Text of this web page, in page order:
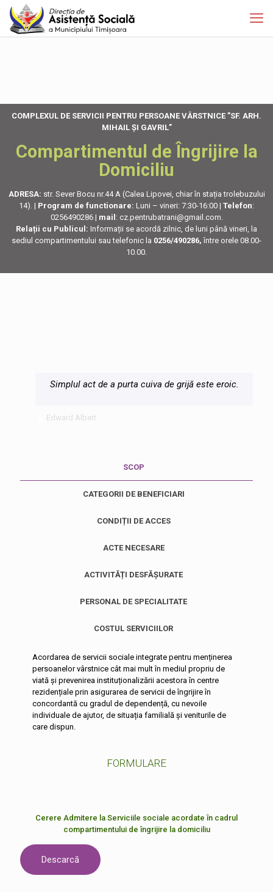
COMPLEXUL DE SERVICII PENTRU PERSOANE VÂRSTNICE ”SF. ARH.
MIHAIL ȘI GAVRIL”
Compartimentul de Îngrijire la
Domiciliu
ADRESA: str. Sever Bocu nr.44 A (Calea Lipovei, chiar în stația trolebuzului
14). | Program de functionare: Luni – vineri: 7:30-16:00 | Telefon:
0256490286 | mail : cz.pentrubatrani@gmail.com.
Relații cu Publicul: Informații se acordă zilnic, de luni până vineri, la
sediul compartimentului sau telefonic la 0256/490286, între orele 08.00-
10.00.
Simplul act de a purta cuiva de grijă este eroic.
Edward Albert
SCOP
CATEGORII DE BENEFICIARI
CONDIȚII DE ACCES
ACTE NECESARE
ACTIVITĂȚI DESFĂȘURATE
PERSONAL DE SPECIALITATE
COSTUL SERVICIILOR
Acordarea de servicii sociale integrate pentru menținerea
persoanelor vârstnice cât mai mult în mediul propriu de
viată și prevenirea instituționalizării acestora în centre
rezidențiale prin asigurarea de servicii de îngrijire în
concordantă cu gradul de dependență, cu nevoile
individuale de ajutor, de situația familială și veniturile de
care dispun.
FORMULARE
Cerere Admitere la Serviciile sociale acordate în cadrul
compartimentului de îngrijire la domiciliu
Descarcă